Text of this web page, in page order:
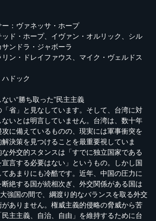
：ヴァネッサ・ホープ
ド・ホープ、イヴァン・オルリック、シル
ンドラ・ジャボーラ
ン・ドレイファウス、マイク・ヴェルドス
ドック
い“勝ち取った”民主主義
省」と見なしています。そして、台湾に対
ないとは明言していません。台湾は、数十年
に備えているものの、現実には軍事衝突を
決策を見つけることを最重要視していま
外交的スタンスは「すでに独立国家である
言する必要はない」というもの。しかし国
あまりにも冷酷です。近年、中国の圧力に
絶する国が続相次ぎ、外交関係がある国は
強国の間で、綱渡り的なバランスを取る外交
ありません。権威主義的侵略の脅威から苦
主主義、自治、自由」を維持するために台